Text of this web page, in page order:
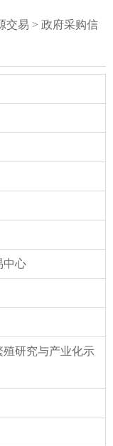
交易 > 政府采购信
中心
研究与产业化示